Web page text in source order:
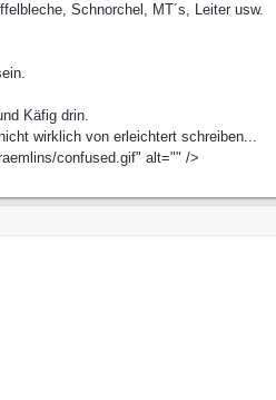
Schnorchel, MT´s, Leiter usw.
Käfig drin.
wirklich von erleichtert schreiben...
confused.gif" alt="" />